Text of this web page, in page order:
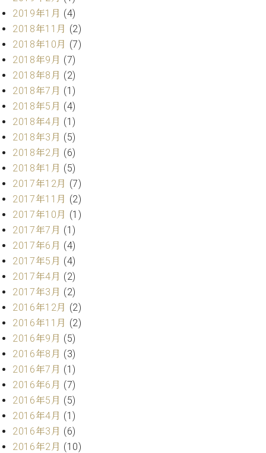
マ
ン
ト
ラ
デ
ィ
シ
ョ
ン
W.
ホ
フ
マ
ン
ヴ
ィ
ジ
ョ
ン
C.BECHSTEIN
Digital(ベ
ヒ
シ
ュ
タ
イ
ン
デ
ジ
タ
ル)
セ
ン
ー
ス
タ
ッ
フ
ご
挨
技
術
者
紹
介
展示
情報
【ユ
ーロ
ピア
ノ特
選中
イ
ベ
ン
ト
情
八
王
子
2019年1月 (4)
2018年11月 (2)
2018年10月 (7)
2018年9月 (7)
2018年8月 (2)
2018年7月 (1)
2018年5月 (4)
2018年4月 (1)
2018年3月 (5)
2018年2月 (6)
2018年1月 (5)
2017年12月 (7)
2017年11月 (2)
2017年10月 (1)
2017年7月 (1)
2017年6月 (4)
2017年5月 (4)
2017年4月 (2)
2017年3月 (2)
2016年12月 (2)
2016年11月 (2)
2016年9月 (5)
2016年8月 (3)
2016年7月 (1)
2016年6月 (7)
2016年5月 (5)
2016年4月 (1)
2016年3月 (6)
2016年2月 (10)